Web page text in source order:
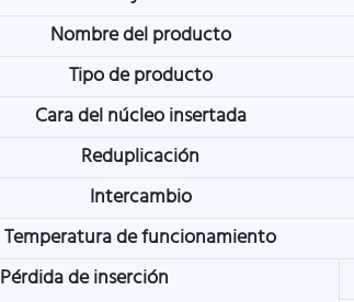
Nombre del producto
Tipo de producto
Cara del núcleo insertada
Reduplicación
Intercambio
Temperatura de funcionamiento
Pérdida de inserción